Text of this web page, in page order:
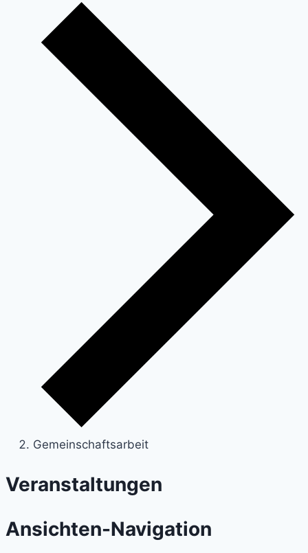
Gemeinschaftsarbeit
Veranstaltungen
Ansichten-Navigation